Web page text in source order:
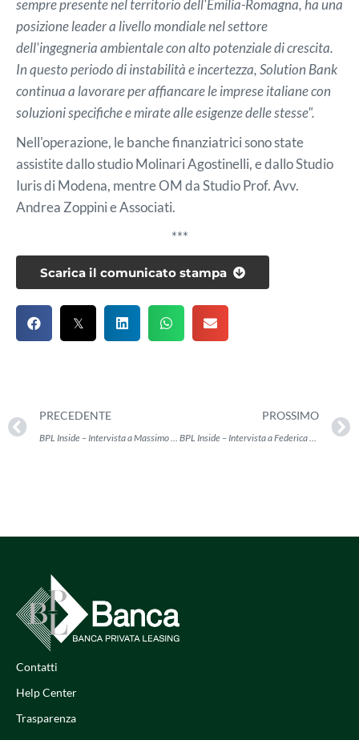
sempre presente nel territoriodell'Emilia-Romagna, ha una
posizione leader a livello mondiale nel settore
dell'ingegneria ambientale con alto potenziale di crescita.
In questo periodo di instabilità e incertezza, Solution Bank
continua a lavorare per affiancare le imprese italiane con
soluzioni specifiche e mirate alle esigenze delle stesse".
Nell'operazione, le banche finanziatrici sono state
assistite dallo studio Molinari Agostinelli, e dallo Studio
Iuris di Modena, mentre OM da Studio Prof. Avv.
Andrea Zoppini e Associati.
***
Scarica il comunicato stampa
PRECEDENTE
BPL Inside – Intervista a Massimo Zuccato
PROSSIMO
BPL Inside – Intervista a Federica Petrelli
Contatti
Help Center
Trasparenza